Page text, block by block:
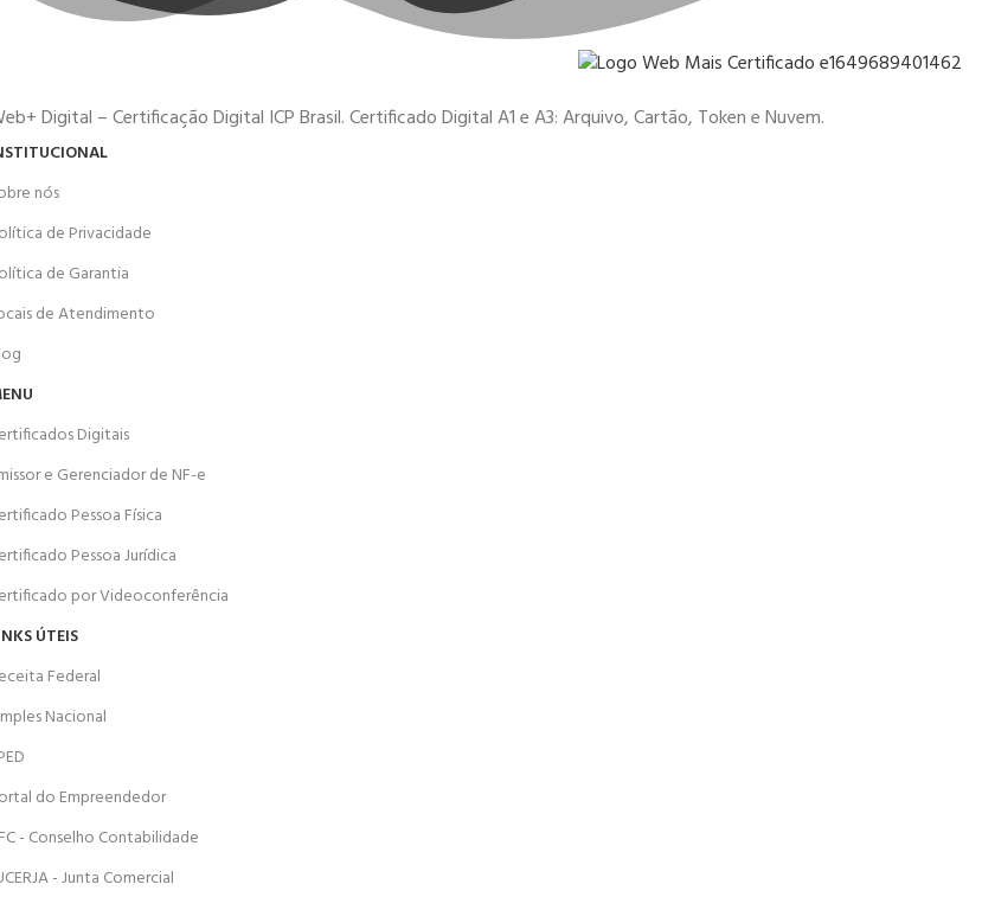
Digital – Certificação Digital ICP Brasil. Certificado Digital A1 e A3: Arquivo, Cartão, Token e Nuvem.
nós
de Privacidade
de Garantia
de Atendimento
Digitais
e Gerenciador de NF-e
Pessoa Física
Pessoa Jurídica
por Videoconferência
ÚTEIS
Federal
Nacional
do Empreendedor
- Conselho Contabilidade
- Junta Comercial